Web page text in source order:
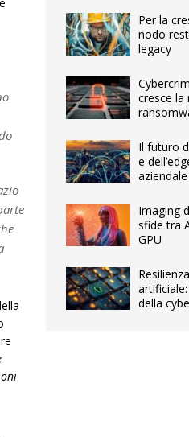
Per la
nodo
legacy
cresce la
Il futuro
e
aziendale
Imaging
sfide tra
GPU
della